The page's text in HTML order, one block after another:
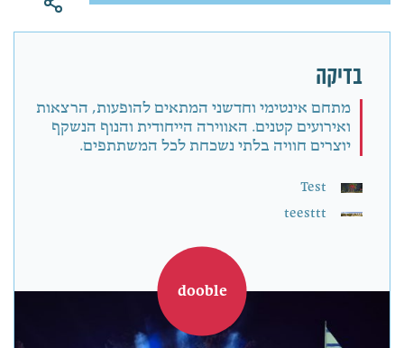
בדיקה
מתחם אינטימי וחדשני המתאים להופעות, הרצאות
ואירועים קטנים. האווירה הייחודית והנוף הנשקף
יוצרים חוויה בלתי נשכחת לכל המשתתפים.
Test
teesttt
dooble